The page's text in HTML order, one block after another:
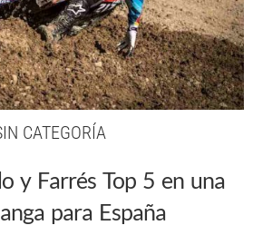
CATEGORÍA
y Farrés Top 5 en una
para España